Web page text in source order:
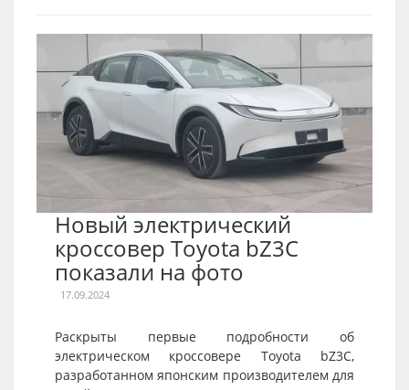
Новый электрический
кроссовер Toyota bZ3C
показали на фото
17.09.2024
Раскрыты первые подробности об
электрическом кроссовере Toyota bZ3C,
разработанном японским производителем для